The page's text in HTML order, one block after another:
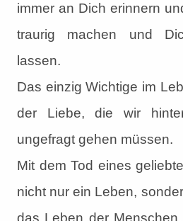
immer an Dich erinnern
traurig machen und
lassen.
Das einzig Wichtige im
der Liebe, die wir
ungefragt gehen müssen.
Mit dem Tod eines
nicht nur ein Leben,
das Leben der